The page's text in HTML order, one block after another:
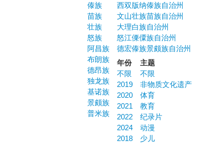
傣族
苗族
壮族
怒族
阿昌族
布朗族
德昂族
独龙族
基诺族
景颇族
普米族
西双版纳傣族自治州
文山壮族苗族自治州
大理白族自治州
怒江傈僳族自治州
德宏傣族景颇族自治州
年份
不限
2019
2020
2021
2022
2024
2018
主题
不限
非物质文化遗产
体育
教育
纪录片
动漫
少儿